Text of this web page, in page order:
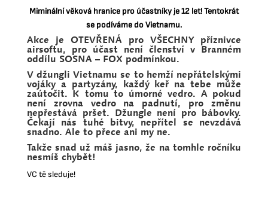
Miminální věková hranice pro účastníky je 12 let!Tentokrát
se podíváme do Vietnamu.
Akce je OTEVŘENÁ pro VŠECHNY příznivce
airsoftu, pro účast není členství v Branném
oddílu SOSNA – FOX podmínkou.
V džungli Vietnamu se to hemží nepřátelskými
vojáky a partyzány, každý keř na tebe může
zaútočit. K tomu to úmorné vedro. A pokud
není zrovna vedro na padnutí, pro změnu
nepřestává pršet. Džungle není pro bábovky.
Čekají nás tuhé bitvy, nepřítel se nevzdává
snadno. Ale to přece ani my ne.
Takže snad už máš jasno, že na tomhle ročníku
nesmíš chybět!
VC tě sleduje!